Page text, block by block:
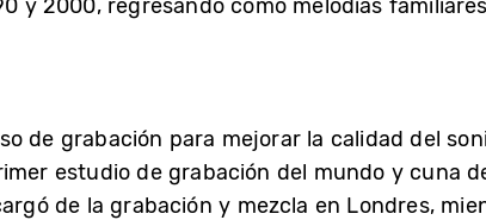
y 2000, regresando como melodías
de grabación para mejorar la calidad del
estudio de grabación del mundo y cuna
de la grabación y mezcla en Londres,